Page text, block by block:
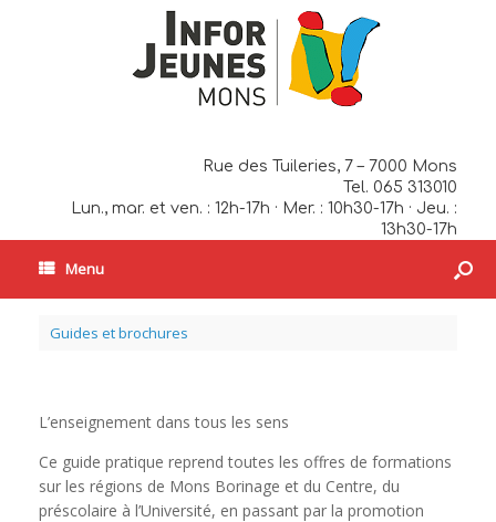
Rue des Tuileries, 7 – 7000 Mons
Tel. 065 313010
Lun., mar. et ven. : 12h-17h · Mer. : 10h30-17h · Jeu. :
13h30-17h
Menu
Guides et brochures
L’enseignement dans tous les sens
Ce guide pratique reprend toutes les offres de formations
sur les régions de Mons Borinage et du Centre, du
préscolaire à l’Université, en passant par la promotion